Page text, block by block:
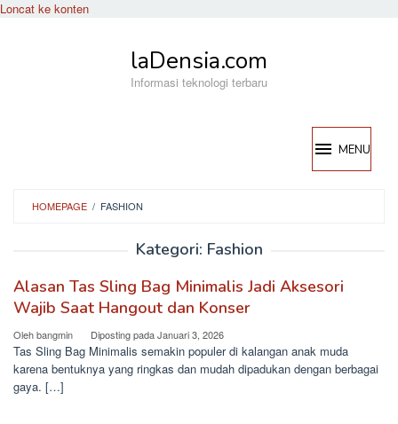
Loncat ke konten
laDensia.com
Informasi teknologi terbaru
MENU
HOMEPAGE / FASHION
Kategori: Fashion
Alasan Tas Sling Bag Minimalis Jadi Aksesori
Wajib Saat Hangout dan Konser
Olehbangmin Diposting padaJanuari 3, 2026
Tas Sling Bag Minimalis semakin populer di kalangan anak muda
karena bentuknya yang ringkas dan mudah dipadukan dengan berbagai
gaya. […]